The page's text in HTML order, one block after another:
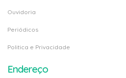
Ouvidoria
Periódicos
Politica e Privacidade
Endereço